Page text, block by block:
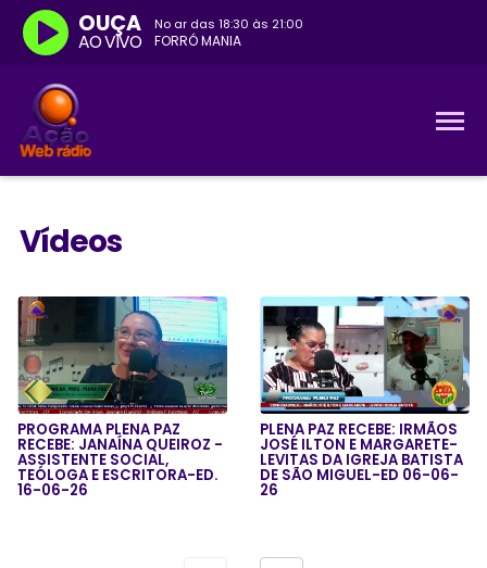
No ar das 18:30 às 21:00
FORRÓ MANIA
OUÇA
AO VIVO
Vídeos
PROGRAMA PLENA PAZ
RECEBE: JANAÍNA QUEIROZ -
ASSISTENTE SOCIAL,
TEÓLOGA E ESCRITORA-ED.
16-06-26
PLENA PAZ RECEBE: IRMÃOS
JOSÉ ILTON E MARGARETE-
LEVITAS DA IGREJA BATISTA
DE SÃO MIGUEL-ED 06-06-
26